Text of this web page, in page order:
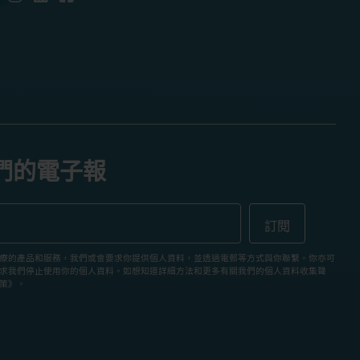
的電子報
的產品和服務，我們或會要求你提供個人資料，並透過電郵等方式與你聯繫。你亦可
我們停止使用你的個人資料。如想知道詳細方法和更多有關我們的個人資料收集聲
》。